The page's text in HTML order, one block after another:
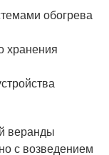
обогрева
хранения
веранды
с возведением